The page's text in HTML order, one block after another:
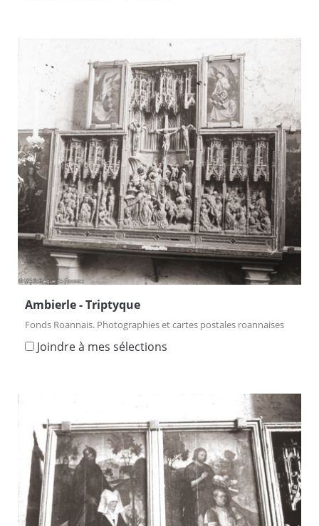
Ambierle - Triptyque
Fonds Roannais. Photographies et cartes postales roannaises
Joindre à mes sélections